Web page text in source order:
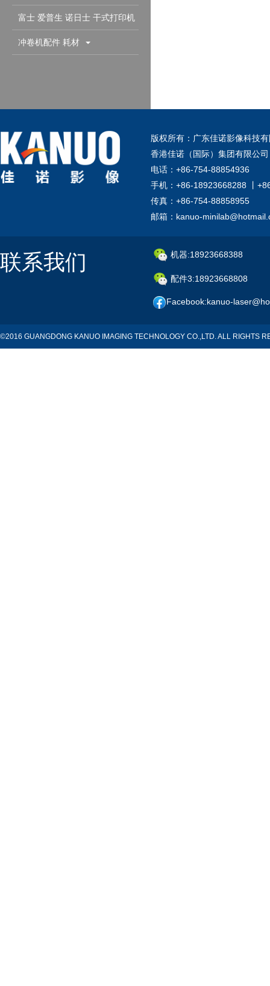
富士 爱普生 诺日士 干式打印机
配件耗材
冲卷机配件 耗材
版权所有：广东佳诺影像科技
香港佳诺（国际）集团有限公
电话：+86-754-88854936
手机：+86-18923668288 丨
传真：+86-754-88858955
邮箱：kanuo-
联系我们 机器:18923668388
配件3:18923668808
Facebook:kanuo-
©2016 GUANGDONG KANUO IMAGING TECHNOLOGY CO.,LTD. ALL RIGHTS